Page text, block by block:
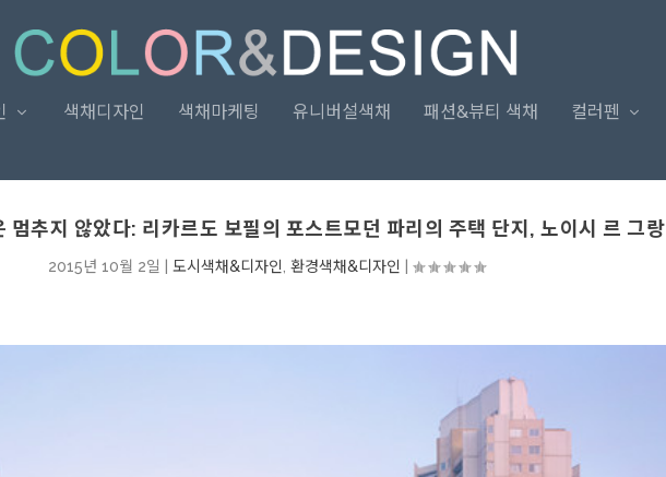
색채디자인 색채마케팅 유니버설색채 패션&뷰티 색채 컬러펜
멈추지 않았다: 리카르도 보필의 포스트모던 파리의 주택 단지, 노이시 르 그랑
2015년 10월 2일 도시색채&디자인 환경색채&디자인